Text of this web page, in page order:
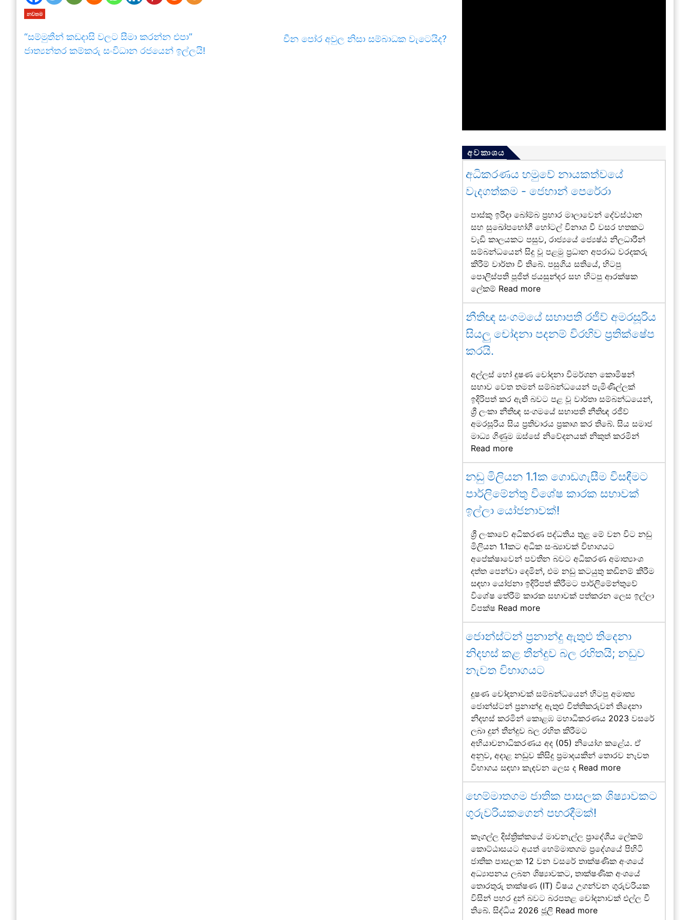
නවතම
“සම්මුතීන් කඩදාසි වලට සීමා කරන්න එපා”
ජාත්‍යන්තර කම්කරු සංවිධාන රජයෙන් ඉල්ලයි!
චීන පෝර අවුල නිසා සම්බාධක වැටෙයිද?
අවකාශය
අධිකරණය හමුවේ නායකත්වයේ
වැදගත්කම - ජෙහාන් පෙරේරා
පාස්කු ඉරිදා බෝම්බ ප්‍රහාර මාලාවෙන් දේවස්ථාන
සහ සුඛෝපභෝගී හෝටල් විනාශ වී වසර හතකට
වැඩි කාලයකට පසුව, රාජ්‍යයේ ජ්‍යෙෂ්ඨ නිලධාරීන්
සම්බන්ධයෙන් සිදු වූ පළමු ප්‍රධාන අපරාධ වරදකරු
කිරීම් වාර්තා වී තිබේ. පසුගිය සතියේ, හිටපු
පොලිස්පති පූජිත් ජයසුන්දර සහ හිටපු ආරක්ෂක
ලේකම් Read more
නීතිඥ සංගමයේ සභාපති රජීව් අමරසූරිය
සියලු චෝදනා පදනම් විරහිව ප්‍රතික්ෂේප
කරයි.
අල්ලස් හෝ දූෂණ චෝදනා විමර්ශන කොමිෂන්
සභාව වෙත තමන් සම්බන්ධයෙන් පැමිණිල්ලක්
ඉදිරිපත් කර ඇති බවට පළ වූ වාර්තා සම්බන්ධයෙන්,
ශ්‍රී ලංකා නීතිඥ සංගමයේ සභාපති නීතිඥ රජීව්
අමරසූරිය සිය ප්‍රතිචාරය ප්‍රකාශ කර තිබේ. සිය සමාජ
මාධ්‍ය ගිණුම ඔස්සේ නිවේදනයක් නිකුත් කරමින්
Read more
නඩු මිලියන 1.1ක ගොඩගැසීම විසඳීමට
පාර්ලිමේන්තු විශේෂ කාරක සභාවක්
ඉල්ලා යෝජනාවක්!
ශ්‍රී ලංකාවේ අධිකරණ පද්ධතිය තුළ මේ වන විට නඩු
මිලියන 1.1කට අධික සංඛ්‍යාවක් විභාගයට
අපේක්ෂාවෙන් පවතින බවට අධිකරණ අමාත්‍යාංශ
දත්ත පෙන්වා දෙමින්, එම නඩු කටයුතු කඩිනම් කිරීම
සඳහා යෝජනා ඉදිරිපත් කිරීමට පාර්ලිමේන්තුවේ
විශේෂ තේරීම් කාරක සභාවක් පත්කරන ලෙස ඉල්ලා
විපක්ෂ Read more
ජොන්ස්ටන් ප්‍රනාන්දු ඇතුළු තිදෙනා
නිදහස් කළ තීන්දුව බල රහිතයි; නඩුව
නැවත විභාගයට
දූෂණ චෝදනාවක් සම්බන්ධයෙන් හිටපු අමාත්‍ය
ජොන්ස්ටන් ප්‍රනාන්දු ඇතුළු විත්තිකරුවන් තිදෙනා
නිදහස් කරමින් කොළඹ මහාධිකරණය 2023 වසරේ
ලබා දුන් තීන්දුව බල රහිත කිරීමට
අභියාචනාධිකරණය අද (05) නියෝග කළේය. ඒ
අනුව, අදාළ නඩුව කිසිදු ප්‍රමාදයකින් තොරව නැවත
විභාගය සඳහා කැඳවන ලෙස ද Read more
හෙම්මාතගම ජාතික පාසලක ශිෂ්‍යාවකට
ගුරුවරියකගෙන් පහරදීමක්!
කෑගල්ල දිස්ත්‍රික්කයේ මාවනැල්ල ප්‍රාදේශීය ලේකම්
කොට්ඨාසයට අයත් හෙම්මාතගම ප්‍රදේශයේ පිහිටි
ජාතික පාසලක 12 වන වසරේ තාක්ෂණික අංශයේ
අධ්‍යාපනය ලබන ශිෂ්‍යාවකට, තාක්ෂණික අංශයේ
තොරතුරු තාක්ෂණ (IT) විෂය උගන්වන ගුරුවරියක
විසින් පහර දුන් බවට බරපතළ චෝදනාවක් එල්ල වී
තිබේ. සිද්ධිය 2026 ජූලි Read more